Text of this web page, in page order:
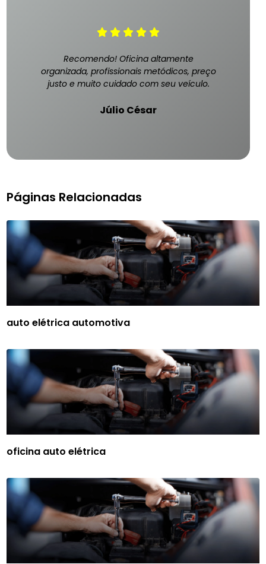
Recomendo! Oficina altamente
organizada, profissionais metódicos, preço
justo e muito cuidado com seu veículo.
Júlio César
Páginas Relacionadas
auto elétrica automotiva
oficina auto elétrica